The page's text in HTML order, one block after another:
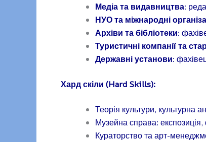
Медіа та видавництва:
НУО та міжнародні
Архіви та бібліотеки:
Туристичні компанії та
Державні установи:
Хард скіли (Hard Skills):
Теорія культури, культурна
Музейна справа:
Кураторство та арт-